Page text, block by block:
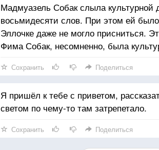
Мадмуазель Собак слыла культурной
восьмидесяти слов. При этом ей
Эллочке даже не могло присниться.
Фима Собак, несомненно, была
Сохранить Поделиться
Я пришёл к тебе с приветом,
светом по чему-то там затрепетало.
Сохранить Поделиться